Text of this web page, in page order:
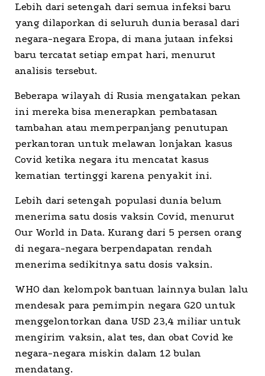
Lebih dari setengah dari semua infeksi baru
yang dilaporkan di seluruh dunia berasal dari
negara-negara Eropa, di mana jutaan infeksi
baru tercatat setiap empat hari, menurut
analisis tersebut.
Beberapa wilayah di Rusia mengatakan pekan
ini mereka bisa menerapkan pembatasan
tambahan atau memperpanjang penutupan
perkantoran untuk melawan lonjakan kasus
Covid ketika negara itu mencatat kasus
kematian tertinggi karena penyakit ini.
Lebih dari setengah populasi dunia belum
menerima satu dosis vaksin Covid, menurut
Our World in Data. Kurang dari 5 persen orang
di negara-negara berpendapatan rendah
menerima sedikitnya satu dosis vaksin.
WHO dan kelompok bantuan lainnya bulan lalu
mendesak para pemimpin negara G20 untuk
menggelontorkan dana USD 23,4 miliar untuk
mengirim vaksin, alat tes, dan obat Covid ke
negara-negara miskin dalam 12 bulan
mendatang.